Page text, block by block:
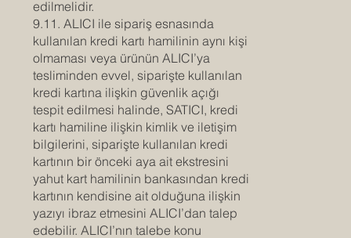
edilmelidir.
9.11. ALICI ile sipariş esnasında
kullanılan kredi kartı hamilinin aynı kişi
olmaması veya ürünün ALICI’ya
tesliminden evvel, siparişte kullanılan
kredi kartına ilişkin güvenlik açığı
tespit edilmesi halinde, SATICI, kredi
kartı hamiline ilişkin kimlik ve iletişim
bilgilerini, siparişte kullanılan kredi
kartının bir önceki aya ait ekstresini
yahut kart hamilinin bankasından kredi
kartının kendisine ait olduğuna ilişkin
yazıyı ibraz etmesini ALICI’dan talep
edebilir. ALICI’nın talebe konu